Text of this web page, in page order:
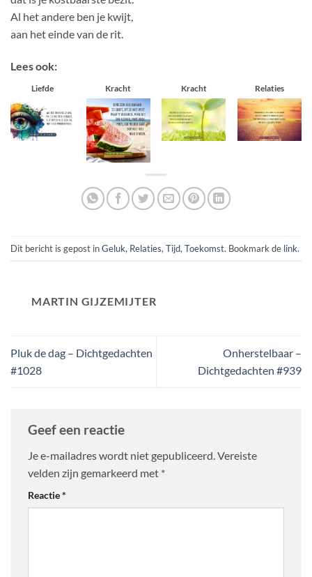
Al het andere ben je kwijt,
aan het einde van de rit.
Lees ook:
Liefde Kracht Kracht Relaties
Dit bericht is gepost inGeluk, Relaties, Tijd, Toekomst. Bookmark de link.
MARTIN GIJZEMIJTER
Pluk de dag – Dichtgedachten
#1028
Onherstelbaar –
Dichtgedachten #939
Geef een reactie
Je e-mailadres wordt niet gepubliceerd.Vereiste
velden zijn gemarkeerd met *
Reactie*